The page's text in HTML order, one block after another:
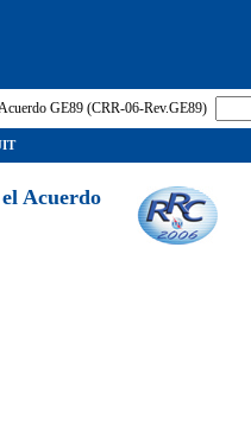
GE89 (CRR-06-Rev.GE89)
Acuerdo